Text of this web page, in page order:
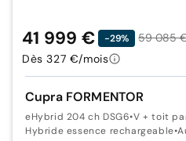
Cupra FORMENTOR
eHybrid 204 ch DSG6•V + toit
Hybride essence rechargeable•
41 999 € -29%
59 085
Dès 327 €/mois